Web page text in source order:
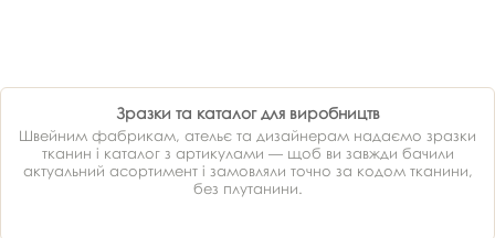
Зразки та каталог для виробництв
Швейним фабрикам, ательє та дизайнерам надаємо зразки
тканин і каталог з артикулами — щоб ви завжди бачили
актуальний асортимент і замовляли точно за кодом тканини,
без плутанини.